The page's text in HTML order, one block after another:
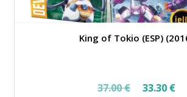
King of Tokio (ESP)
37.00€
Original
33.30 €